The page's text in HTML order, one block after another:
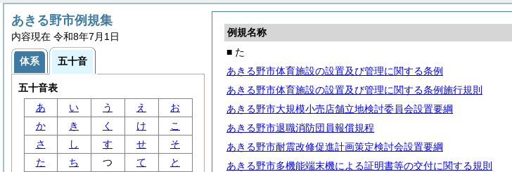
例規名称
■ た
あきる野市体育施設の設置及び管理に関する条例
あきる野市体育施設の設置及び管理に関する条例施行規則
あきる野市大規模小売店舗立地検討委員会設置要綱
あきる野市退職消防団員報償規程
あきる野市耐震改修促進計画策定検討会設置要綱
あきる野市多機能端末機による証明書等の交付に関する規則
あきる野市例規集
内容現在 令和8年7月1日
体系 五十音
五十音表
あ
い う え
お
か
き く け
こ
さ
し す せ
そ
た
ち つ て
と